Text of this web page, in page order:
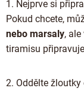
1. Nejprve si
Pokud chcete,
nebo marsaly,
tiramisu
2. Oddělte žloutky